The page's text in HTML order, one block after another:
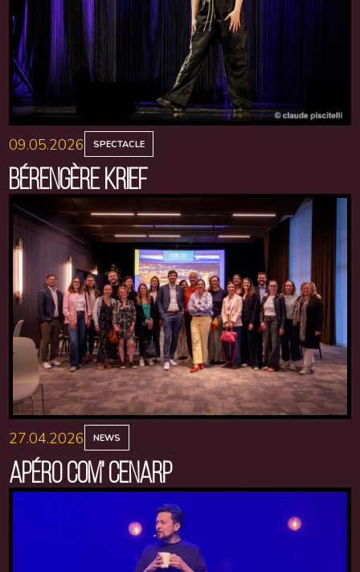
09.05.2026 SPECTACLE
BÉRENGÈRE KRIEF
27.04.2026 NEWS
APÉRO COM' CENARP